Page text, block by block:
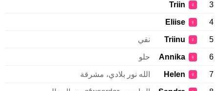
3
♀
Triin
4
♀
Eliise
5
♀
Triinu نقي
6
♀
Annika حلو
7
♀
Helen الله نور بلادي، مشرقة